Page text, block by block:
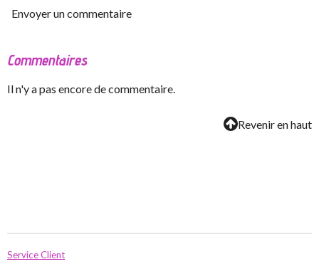
Envoyer un commentaire
Commentaires
Il n'y a pas encore de commentaire.
Revenir en haut
Service Client